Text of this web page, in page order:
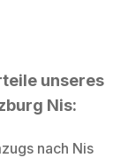
unseres
Nis:
nach Nis